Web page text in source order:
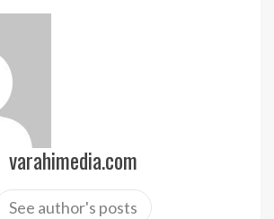
varahimedia.com
See author's posts